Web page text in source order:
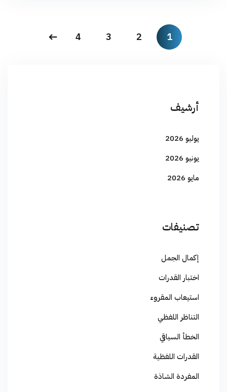
1
2
3
4
أرشيف
يوليو 2026
يونيو 2026
مايو 2026
تصنيفات
إكمال الجمل
اختبار القدرات
استيعاب المقروء
التناظر اللفظي
الخطأ السياقي
القدرات اللفظية
المفردة الشاذة